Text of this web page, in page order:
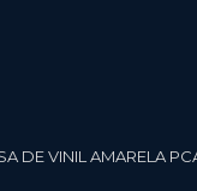
DE VINIL AMARELA